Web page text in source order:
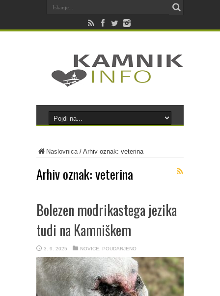
Naslovnica/ Arhiv oznak: veterina
Arhiv oznak:veterina
Bolezen modrikastega jezika
tudi na Kamniškem
3. 9. 2025 NOVICE POUDARJENO